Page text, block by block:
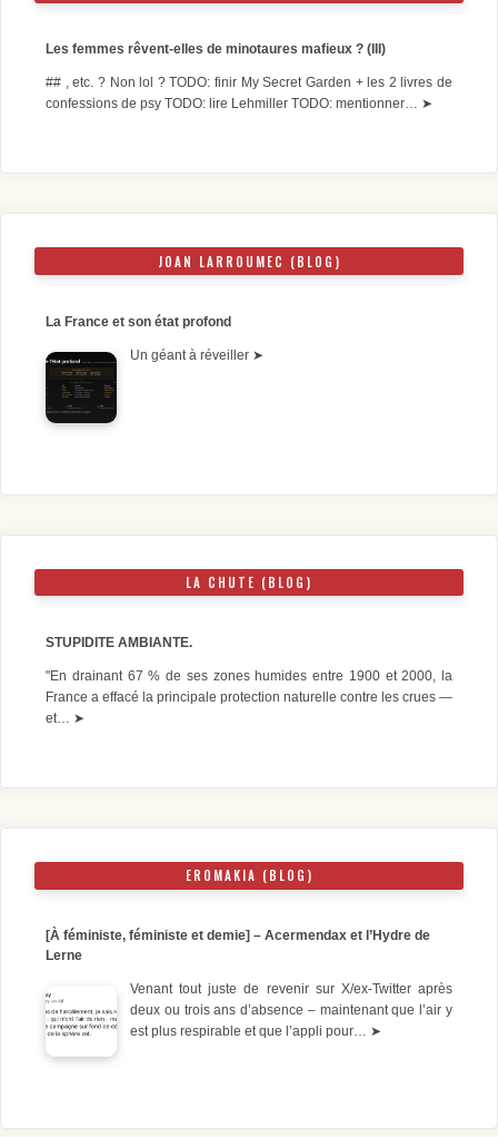
Les femmes rêvent-elles de minotaures mafieux ? (III)
## , etc. ? Non lol ? TODO: finir My Secret Garden + les 2 livres de
confessions de psy TODO: lire Lehmiller TODO: mentionner… ➤
JOAN LARROUMEC (BLOG)
La France et son état profond
Un géant à réveiller ➤
LA CHUTE (BLOG)
STUPIDITE AMBIANTE.
"En drainant 67 % de ses zones humides entre 1900 et 2000, la
France a effacé la principale protection naturelle contre les crues —
et… ➤
EROMAKIA (BLOG)
[À féministe, féministe et demie] – Acermendax et l’Hydre de
Lerne
Venant tout juste de revenir sur X/ex-Twitter après
deux ou trois ans d’absence – maintenant que l’air y
est plus respirable et que l’appli pour… ➤